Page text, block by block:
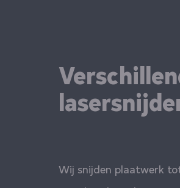
Wij snijden plaatwerk